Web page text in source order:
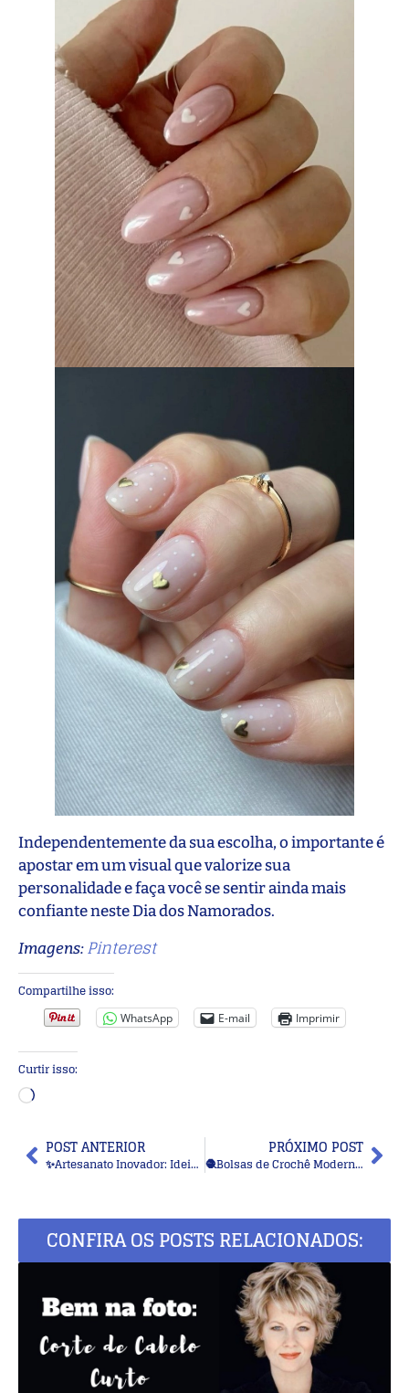
Independentemente da sua escolha, o importante é
apostar em um visual que valorize sua
personalidade e faça você se sentir ainda mais
confiante neste Dia dos Namorados.
Imagens:Pinterest
Compartilhe isso:
WhatsApp E-mail Imprimir
Curtir isso:
POST ANTERIOR
✨Artesanato Inovador: Ideias Geniais que Provam que a Criatividade Não Tem Limites
PRÓXIMO POST
🧶Bolsas de Crochê Modernas: Pontos Lindos e Criativos para Criar Peças Exclusivas
CONFIRA OS POSTS RELACIONADOS: